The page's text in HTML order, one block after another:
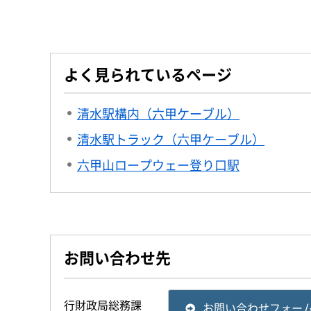
よく見られているページ
清水駅構内（六甲ケーブル）
清水駅トラック（六甲ケーブル）
六甲山ロープウェー登り口駅
お問い合わせ先
行財政局総務課